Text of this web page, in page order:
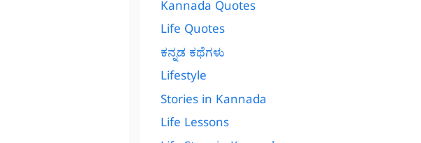
Kannada Quotes
Life Quotes
ಕನ್ನಡ ಕಥೆಗಳು
Lifestyle
Stories in Kannada
Life Lessons